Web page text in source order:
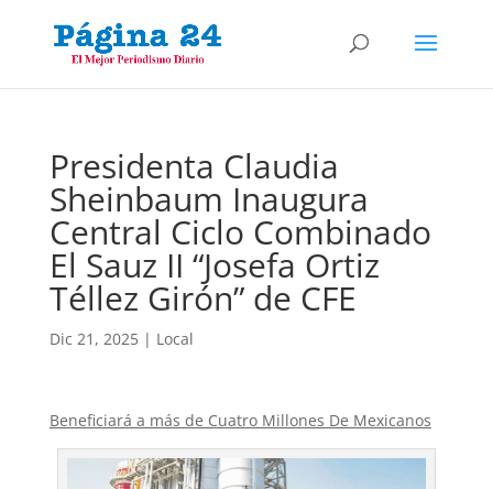
Presidenta Claudia
Sheinbaum Inaugura
Central Ciclo Combinado
El Sauz II “Josefa Ortiz
Téllez Girón” de CFE
Dic 21, 2025| Local
Beneficiará a más de Cuatro Millones De Mexicanos